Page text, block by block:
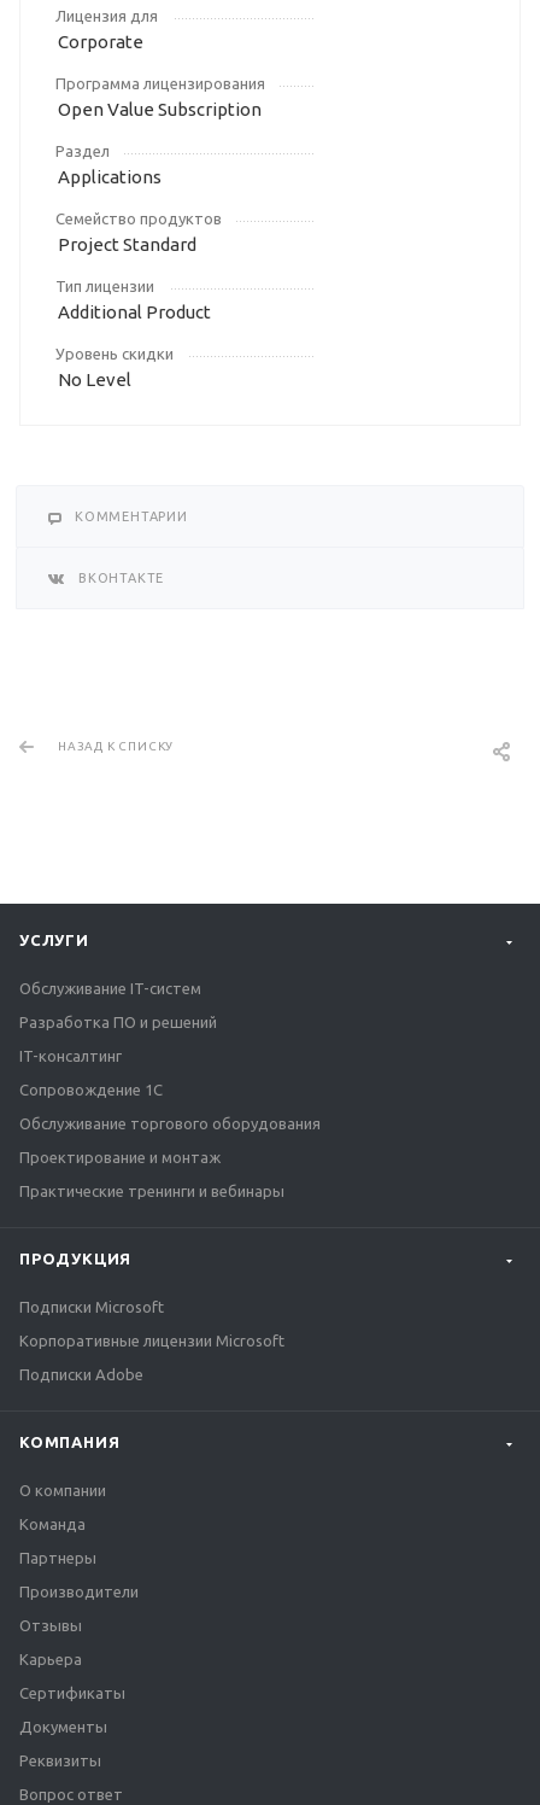
Лицензия для
Corporate
Программа лицензирования
Open Value Subscription
Раздел
Applications
Семейство продуктов
Project Standard
Тип лицензии
Additional Product
Уровень скидки
No Level
КОММЕНТАРИИ
ВКОНТАКТЕ
НАЗАД К СПИСКУ
УСЛУГИ
Обслуживание IT-систем
Разработка ПО и решений
IT-консалтинг
Сопровождение 1С
Обслуживание торгового оборудования
Проектирование и монтаж
Практические тренинги и вебинары
ПРОДУКЦИЯ
Подписки Microsoft
Корпоративные лицензии Microsoft
Подписки Adobe
КОМПАНИЯ
О компании
Команда
Партнеры
Производители
Отзывы
Карьера
Сертификаты
Документы
Реквизиты
Вопрос ответ